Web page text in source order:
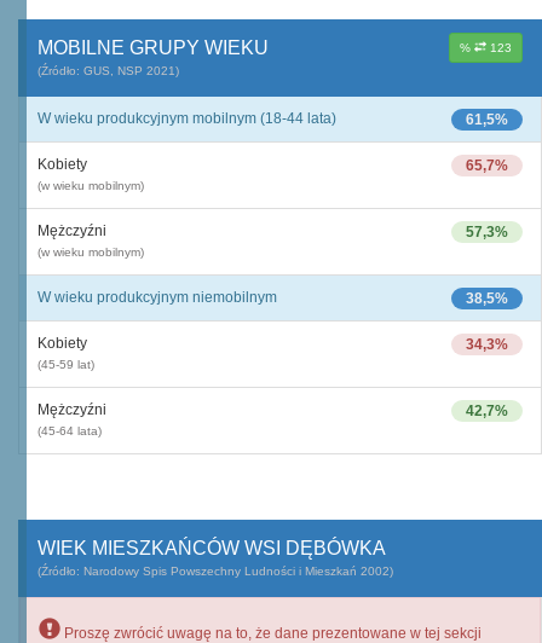
% 123
MOBILNE GRUPY WIEKU
(Źródło: GUS, NSP 2021)
61,5%
W wieku produkcyjnym mobilnym (18-44 lata)
65,7%
Kobiety
(w wieku mobilnym)
57,3%
Mężczyźni
(w wieku mobilnym)
38,5%
W wieku produkcyjnym niemobilnym
34,3%
Kobiety
(45-59 lat)
42,7%
Mężczyźni
(45-64 lata)
WIEK MIESZKAŃCÓW WSI DĘBÓWKA
(Źródło: Narodowy Spis Powszechny Ludności i Mieszkań 2002)
Proszę zwrócić uwagę na to, że dane prezentowane w tej sekcji